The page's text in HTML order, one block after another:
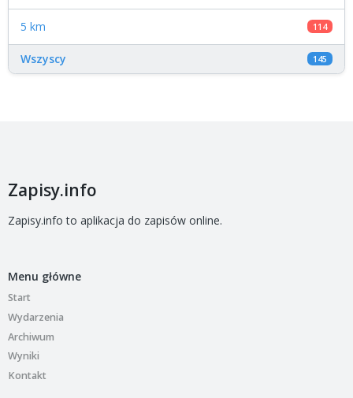
5 km 114
Wszyscy 145
Zapisy.info
Zapisy.info to aplikacja do zapisów online.
Menu główne
Start
Wydarzenia
Archiwum
Wyniki
Kontakt